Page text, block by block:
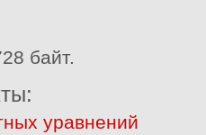
байт.
уравнений